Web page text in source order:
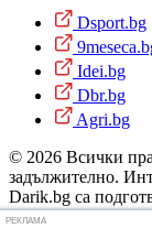
Dsport.bg
Idei.bg
Dbr.bg
Agri.bg
© 2026 Всички
задължително.
Darik.bg са
Радио и
РЕКЛАМА